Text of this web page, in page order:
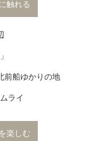
触れる
前船ゆかりの地
ライ
楽しむ